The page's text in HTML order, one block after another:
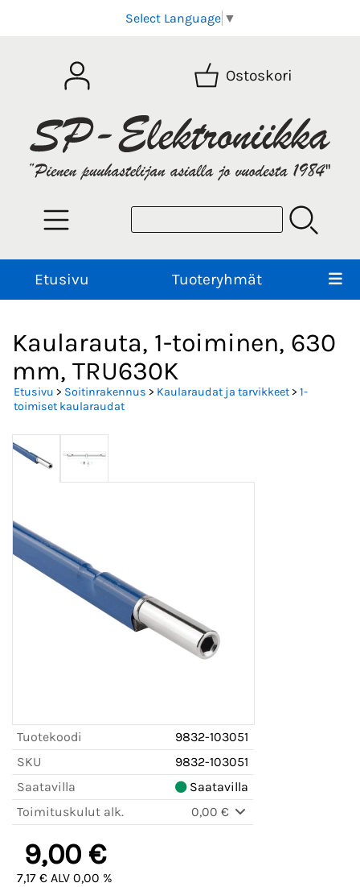
Select Language ▼
Ostoskori
Etusivu Tuoteryhmät
Kaularauta, 1-toiminen, 630
mm, TRU630K
Etusivu > Soitinrakennus > Kaularaudat ja tarvikkeet> 1-
toimiset kaularaudat
Tuotekoodi
9832-103051
SKU
9832-103051
Saatavilla
Saatavilla
Toimituskulut alk.
0,00 €
9,00 €
7,17 € ALV 0,00 %